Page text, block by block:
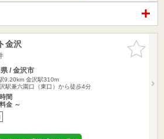
お気に入
りに追加
金沢
/ 金沢市
9.20km 金沢駅310m
駅兼六園口（東口）から徒歩4分
間
金 ～